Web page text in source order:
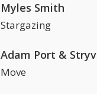
Myles Smith
Stargazing
Adam Port & Stryv
Move